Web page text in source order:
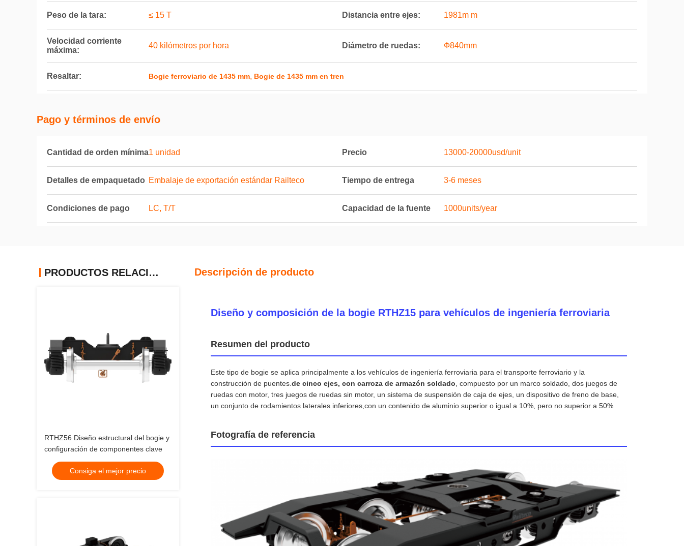
Peso de la tara: ≤ 15 T Distancia entre ejes: 1981m m
Velocidad corriente
máxima:
40 kilómetros por hora Diámetro de ruedas: Ф840mm
Resaltar: Bogie ferroviario de 1435 mm, Bogie de 1435 mm en tren
Pago y términos de envío
Cantidad de orden mínima1 unidad Precio 13000-20000usd/unit
Detalles de empaquetado Embalaje de exportación estándar Railteco Tiempo de entrega 3-6 meses
Condiciones de pago LC, T/T Capacidad de la fuente 1000units/year
PRODUCTOS RELACIONADOS
RTHZ56 Diseño estructural del bogie y
configuración de componentes clave
Consiga el mejor precio
Descripción de producto
Diseño y composición de la bogie RTHZ15 para vehículos de ingeniería ferroviaria
Resumen del producto
Este tipo de bogie se aplica principalmente a los vehículos de ingeniería ferroviaria para el transporte ferroviario y la
construcción de puentes. de cinco ejes, con carroza de armazón soldado , compuesto por un marco soldado, dos juegos de
ruedas con motor, tres juegos de ruedas sin motor, un sistema de suspensión de caja de ejes, un dispositivo de freno de base,
un conjunto de rodamientos laterales inferiores,con un contenido de aluminio superior o igual a 10%, pero no superior a 50%
Fotografía de referencia